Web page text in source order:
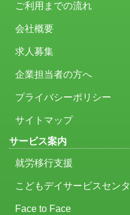
ご利用までの流れ
会社概要
求人募集
企業担当者の方へ
プライバシーポリシー
サイトマップ
サービス案内
就労移行支援
こどもデイサービスセン
Face to Face